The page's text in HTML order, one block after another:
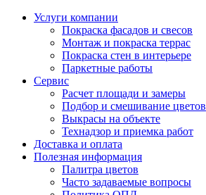
Услуги компании
Покраска фасадов и свесов
Монтаж и покраска террас
Покраска стен в интерьере
Паркетные работы
Сервис
Расчет площади и замеры
Подбор и смешивание цветов
Выкрасы на объекте
Технадзор и приемка работ
Доставка и оплата
Полезная информация
Палитра цветов
Часто задаваемые вопросы